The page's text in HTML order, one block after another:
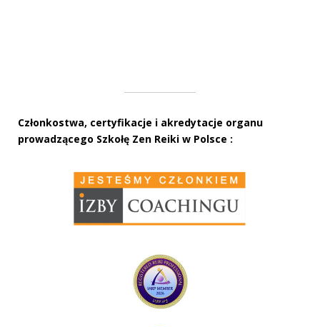
Członkostwa, certyfikacje i akredytacje organu
prowadzącego Szkołę Zen Reiki w Polsce :